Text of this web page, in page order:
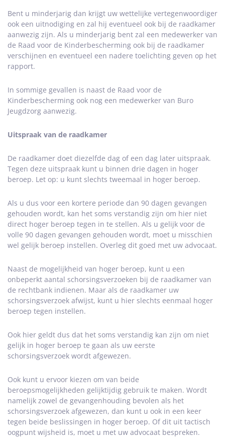
Bent u minderjarig dan krijgt uw wettelijke vertegenwoordiger
ook een uitnodiging en zal hij eventueel ook bij de raadkamer
aanwezig zijn. Als u minderjarig bent zal een medewerker van
de Raad voor de Kinderbescherming ook bij de raadkamer
verschijnen en eventueel een nadere toelichting geven op het
rapport.
In sommige gevallen is naast de Raad voor de
Kinderbescherming ook nog een medewerker van Buro
Jeugdzorg aanwezig.
Uitspraak van de raadkamer
De raadkamer doet diezelfde dag of een dag later uitspraak.
Tegen deze uitspraak kunt u binnen drie dagen in hoger
beroep. Let op: u kunt slechts tweemaal in hoger beroep.
Als u dus voor een kortere periode dan 90 dagen gevangen
gehouden wordt, kan het soms verstandig zijn om hier niet
direct hoger beroep tegen in te stellen. Als u gelijk voor de
volle 90 dagen gevangen gehouden wordt, moet u misschien
wel gelijk beroep instellen. Overleg dit goed met uw advocaat.
Naast de mogelijkheid van hoger beroep, kunt u een
onbeperkt aantal schorsingsverzoeken bij de raadkamer van
de rechtbank indienen. Maar als de raadkamer uw
schorsingsverzoek afwijst, kunt u hier slechts eenmaal hoger
beroep tegen instellen.
Ook hier geldt dus dat het soms verstandig kan zijn om niet
gelijk in hoger beroep te gaan als uw eerste
schorsingsverzoek wordt afgewezen.
Ook kunt u ervoor kiezen om van beide
beroepsmogelijkheden gelijktijdig gebruik te maken. Wordt
namelijk zowel de gevangenhouding bevolen als het
schorsingsverzoek afgewezen, dan kunt u ook in een keer
tegen beide beslissingen in hoger beroep. Of dit uit tactisch
oogpunt wijsheid is, moet u met uw advocaat bespreken.